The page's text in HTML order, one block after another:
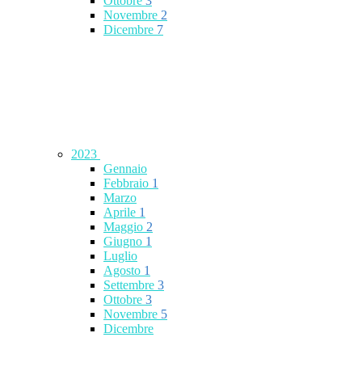
Novembre 2
Dicembre 7
2023
Gennaio
Febbraio 1
Marzo
Aprile 1
Maggio 2
Giugno 1
Luglio
Agosto 1
Settembre 3
Ottobre 3
Novembre 5
Dicembre